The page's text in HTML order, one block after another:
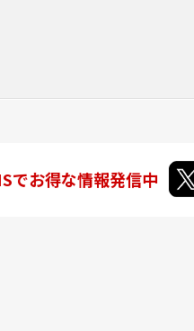
でお得な情報発信中